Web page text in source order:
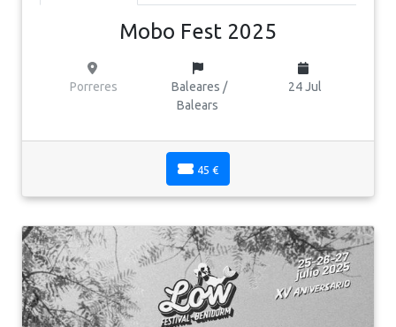
Mobo Fest 2025
Porreres
Baleares /
Balears
24 Jul
45 €